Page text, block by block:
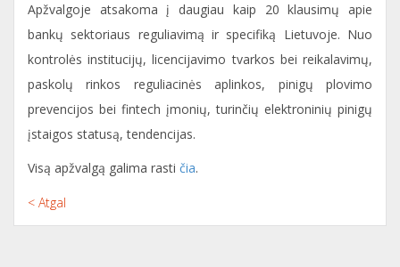
Apžvalgoje atsakoma į daugiau kaip 20 klausimų apie
bankų sektoriaus reguliavimą ir specifiką Lietuvoje. Nuo
kontrolės institucijų, licencijavimo tvarkos bei reikalavimų,
paskolų rinkos reguliacinės aplinkos, pinigų plovimo
prevencijos bei fintech įmonių, turinčių elektroninių pinigų
įstaigos statusą, tendencijas.
Visą apžvalgą galima rasti čia.
< Atgal